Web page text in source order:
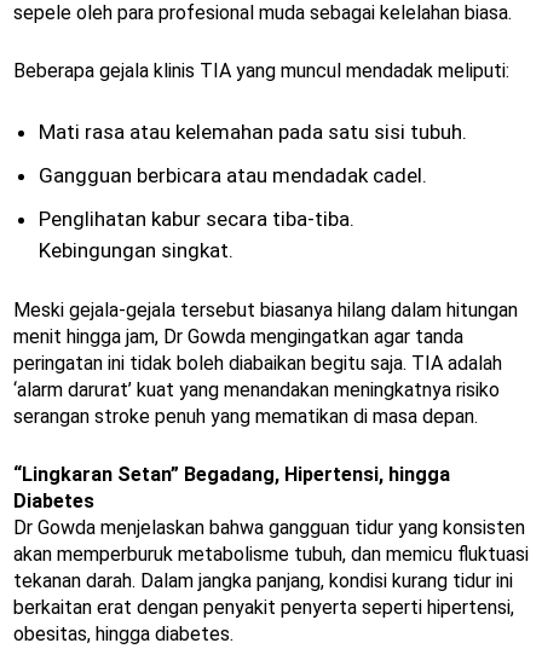
sepele oleh para profesional muda sebagai kelelahan biasa.
Beberapa gejala klinis TIA yang muncul mendadak meliputi:
Mati rasa atau kelemahan pada satu sisi tubuh.
Gangguan berbicara atau mendadak cadel.
Penglihatan kabur secara tiba-tiba.
Kebingungan singkat.
Meski gejala-gejala tersebut biasanya hilang dalam hitungan
menit hingga jam, Dr Gowda mengingatkan agar tanda
peringatan ini tidak boleh diabaikan begitu saja. TIA adalah
‘alarm darurat’ kuat yang menandakan meningkatnya risiko
serangan stroke penuh yang mematikan di masa depan.
“Lingkaran Setan” Begadang, Hipertensi, hingga
Diabetes
Dr Gowda menjelaskan bahwa gangguan tidur yang konsisten
akan memperburuk metabolisme tubuh, dan memicu fluktuasi
tekanan darah. Dalam jangka panjang, kondisi kurang tidur ini
berkaitan erat dengan penyakit penyerta seperti hipertensi,
obesitas, hingga diabetes.